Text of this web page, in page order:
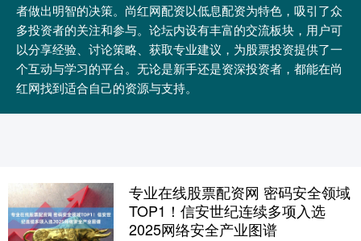
者做出明智的决策。尚红网配资以低息配资为特色，吸引了众
多投资者的关注和参与。论坛内设有丰富的交流板块，用户可
以分享经验、讨论策略、获取专业建议，为股票投资提供了一
个互动与学习的平台。无论是新手还是资深投资者，都能在尚
红网找到适合自己的资源与支持。
专业在线股票配资网 密码安全领域
TOP1！信安世纪连续多项入选
2025网络安全产业图谱